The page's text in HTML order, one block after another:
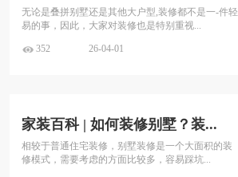
无论是叠拼别墅还是其他大户型,装修都不是一-件轻
易的事，因此，大家对装修也是特别重视...
352 26-04-01
家装百科| 如何装修别墅？装...
相较于普通住宅装修，别墅装修是一个大面积的装
修模式，需要考虑的方面比较多，容易踩坑...